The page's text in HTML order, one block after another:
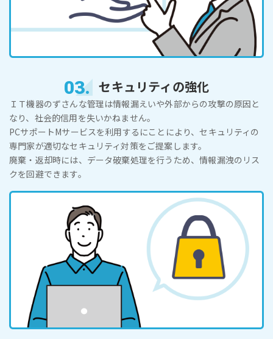
03. セキュリティの強化
ＩＴ機器のずさんな管理は情報漏えいや外部からの攻撃の原因と
なり、社会的信用を失いかねません。
PCサポートMサービスを利用するにことにより、セキュリティの
専門家が適切なセキュリティ対策をご提案します。
廃棄・返却時には、データ破棄処理を行うため、情報漏洩のリス
クを回避できます。